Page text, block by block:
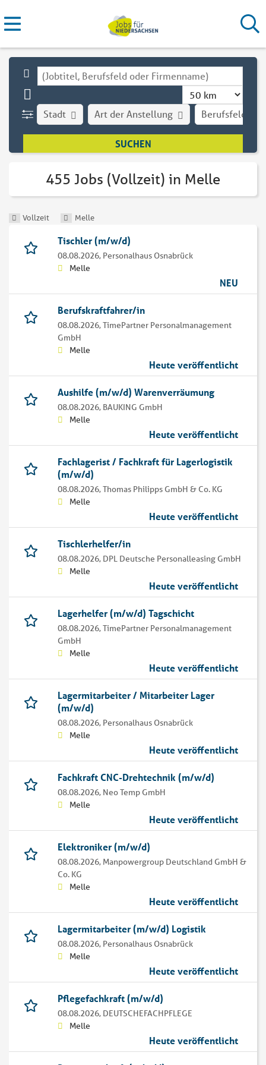
Stadt Art der Anstellung Berufsfeld
455 Jobs (Vollzeit) in Melle
Vollzeit Melle
Tischler (m/w/d)
08.08.2026, Personalhaus Osnabrück
Melle
NEU
Berufskraftfahrer/in
08.08.2026,TimePartner Personalmanagement
GmbH
Melle
Heute veröffentlicht
Aushilfe (m/w/d) Warenverräumung
08.08.2026, BAUKING GmbH
Melle
Heute veröffentlicht
Fachlagerist / Fachkraft für Lagerlogistik
(m/w/d)
08.08.2026,Thomas Philipps GmbH & Co. KG
Melle
Heute veröffentlicht
Tischlerhelfer/in
08.08.2026, DPL Deutsche Personalleasing GmbH
Melle
Heute veröffentlicht
Lagerhelfer (m/w/d) Tagschicht
08.08.2026,TimePartner Personalmanagement
GmbH
Melle
Heute veröffentlicht
Lagermitarbeiter / Mitarbeiter Lager
(m/w/d)
08.08.2026, Personalhaus Osnabrück
Melle
Heute veröffentlicht
Fachkraft CNC-Drehtechnik (m/w/d)
08.08.2026, Neo Temp GmbH
Melle
Heute veröffentlicht
Elektroniker (m/w/d)
08.08.2026, Manpowergroup Deutschland GmbH &
Co. KG
Melle
Heute veröffentlicht
Lagermitarbeiter (m/w/d) Logistik
08.08.2026, Personalhaus Osnabrück
Melle
Heute veröffentlicht
Pflegefachkraft (m/w/d)
08.08.2026, DEUTSCHEFACHPFLEGE
Melle
Heute veröffentlicht